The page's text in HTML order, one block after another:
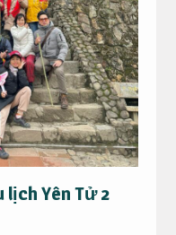
lịch Yên Tử 2